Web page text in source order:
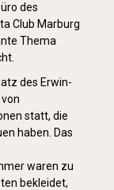
des
Club Marburg
Thema
des Erwin-
statt, die
haben. Das
waren zu
bekleidet,